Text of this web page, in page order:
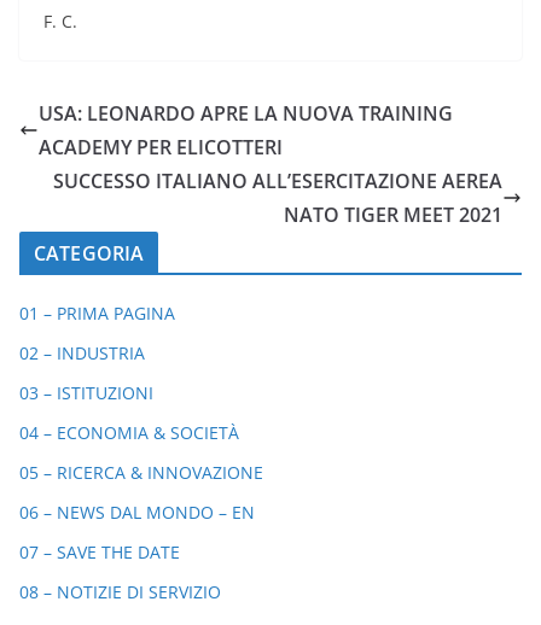
F. C.
USA: LEONARDO APRE LA NUOVA TRAINING
ACADEMY PER ELICOTTERI
SUCCESSO ITALIANO ALL’ESERCITAZIONE AEREA
NATO TIGER MEET 2021
CATEGORIA
01 – PRIMA PAGINA
02 – INDUSTRIA
03 – ISTITUZIONI
04 – ECONOMIA & SOCIETÀ
05 – RICERCA & INNOVAZIONE
06 – NEWS DAL MONDO – EN
07 – SAVE THE DATE
08 – NOTIZIE DI SERVIZIO